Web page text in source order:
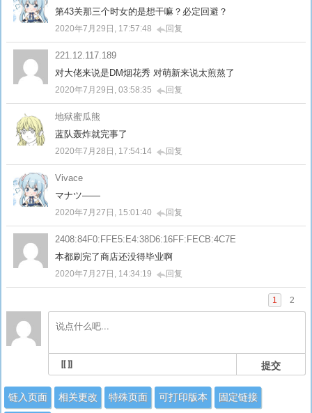
第43关那三个时女的是想干嘛？必定回避？
2020年7月29日, 17:57:48 回复
221.12.117.189
对大佬来说是DM烟花秀 对萌新来说太煎熬了
2020年7月29日, 03:58:35 回复
地狱蜜瓜熊
蓝队轰炸就完事了
2020年7月28日, 17:54:14 回复
Vivace
マナツ——
2020年7月27日, 15:01:40 回复
2408:84F0:FFE5:E4:38D6:16FF:FECB:4C7E
本都刷完了商店还没得毕业啊
2020年7月27日, 14:34:19 回复
1 2
提交
链入页面 相关更改 特殊页面 可打印版本 固定链接